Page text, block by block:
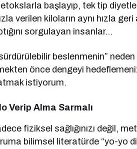
başlayıp, tek tip
verilen kiloların aynı hızla
sorgulayan insanlar…
beslenmenin”
önce dengeyi
istiyorum.
Verip Alma Sarmalı
fiziksel sağlığınızı değil,
bilimsel literatürde “yo-yo